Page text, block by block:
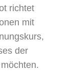
richtet
mit
der